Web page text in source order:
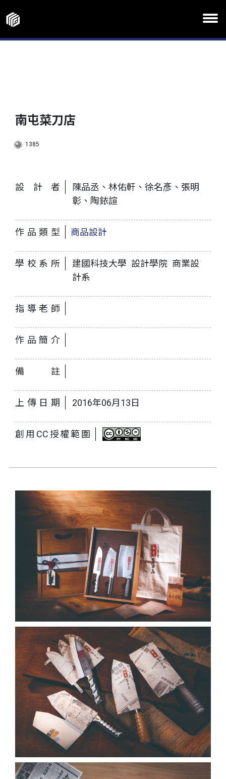
南屯菜刀店
1385
設計者
陳品丞、林佑軒、徐名彥、張明
彰、陶銥諠
作品類型 商品設計
學校系所
建國科技大學 設計學院 商業設
計系
指導老師
作品簡介
備註
上傳日期 2016年06月13日
創用CC授權範圍